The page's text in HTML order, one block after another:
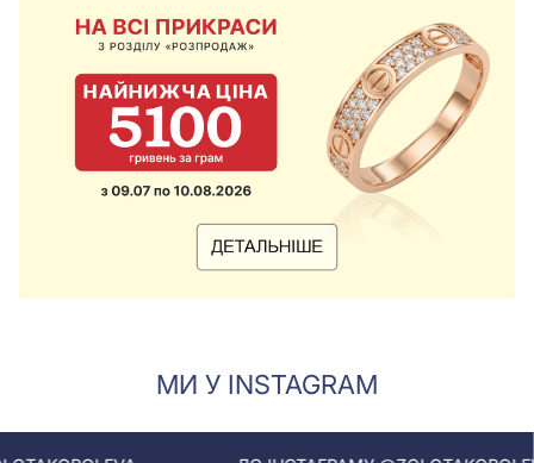
МИ У INSTAGRAM